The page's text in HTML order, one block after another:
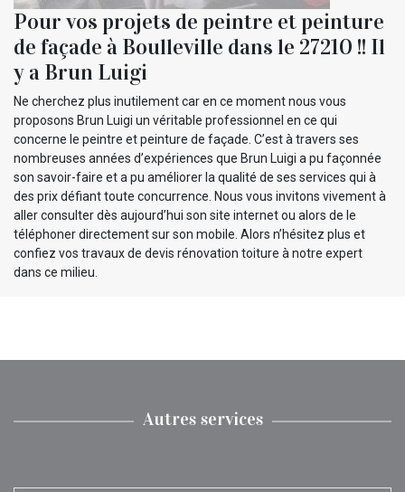
Pour vos projets de peintre et peinture
de façade à Boulleville dans le 27210 !! Il
y a Brun Luigi
Ne cherchez plus inutilement car en ce moment nous vous
proposons Brun Luigi un véritable professionnel en ce qui
concerne le peintre et peinture de façade. C’est à travers ses
nombreuses années d’expériences que Brun Luigi a pu façonnée
son savoir-faire et a pu améliorer la qualité de ses services qui à
des prix défiant toute concurrence. Nous vous invitons vivement à
aller consulter dès aujourd’hui son site internet ou alors de le
téléphoner directement sur son mobile. Alors n’hésitez plus et
confiez vos travaux de devis rénovation toiture à notre expert
dans ce milieu.
Autres services